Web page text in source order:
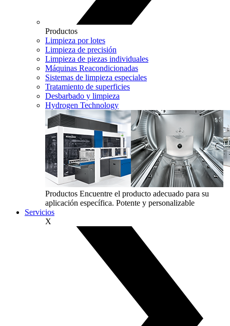
Productos
Limpieza por lotes
Limpieza de precisión
Limpieza de piezas individuales
Máquinas Reacondicionadas
Sistemas de limpieza especiales
Tratamiento de superficies
Desbarbado y limpieza
Hydrogen Technology
Productos Encuentre el producto adecuado para su
aplicación específica. Potente y personalizable
Servicios
X